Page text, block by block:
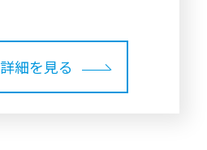
詳細を見る